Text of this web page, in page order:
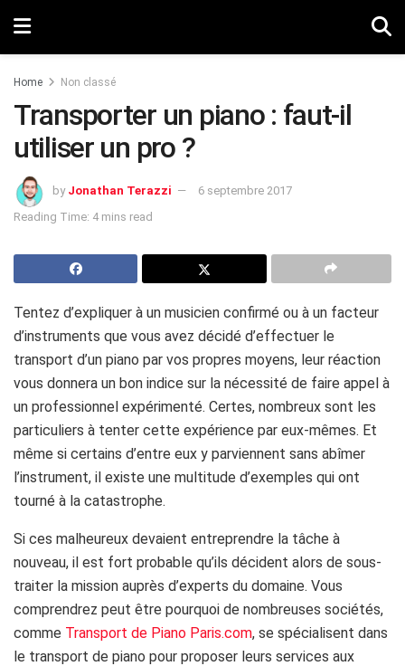
Home Non classé
Transporter un piano : faut-il
utiliser un pro ?
by Jonathan Terazzi
6 septembre 2017
Reading Time: 4 mins read
Tentez d’expliquer à un musicien confirmé ou à un facteur
d’instruments que vous avez décidé d’effectuer le
transport d’un piano par vos propres moyens, leur réaction
vous donnera un bon indice sur la nécessité de faire appel à
un professionnel expérimenté. Certes, nombreux sont les
particuliers à tenter cette expérience par eux-mêmes. Et
même si certains d’entre eux y parviennent sans abîmer
l’instrument, il existe une multitude d’exemples qui ont
tourné à la catastrophe.
Si ces malheureux devaient entreprendre la tâche à
nouveau, il est fort probable qu’ils décident alors de sous-
traiter la mission auprès d’experts du domaine. Vous
comprendrez peut être pourquoi de nombreuses sociétés,
comme Transport de Piano Paris.com, se spécialisent dans
le transport de piano pour proposer leurs services aux